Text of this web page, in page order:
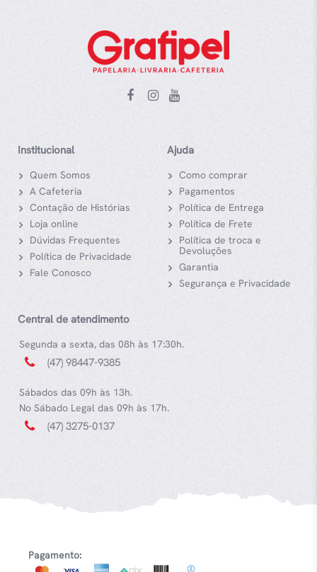
Institucional
Quem Somos
A Cafeteria
Contação de Histórias
Loja online
Dúvidas Frequentes
Política de Privacidade
Fale Conosco
Ajuda
Como comprar
Pagamentos
Política de Entrega
Política de Frete
Política de troca e
Devoluções
Garantia
Segurança e Privacidade
Central de atendimento
Segunda a sexta, das 08h às 17:30h.
(47) 98447-9385
Sábados das 09h às 13h.
No Sábado Legal das 09h às 17h.
(47) 3275-0137
Pagamento: